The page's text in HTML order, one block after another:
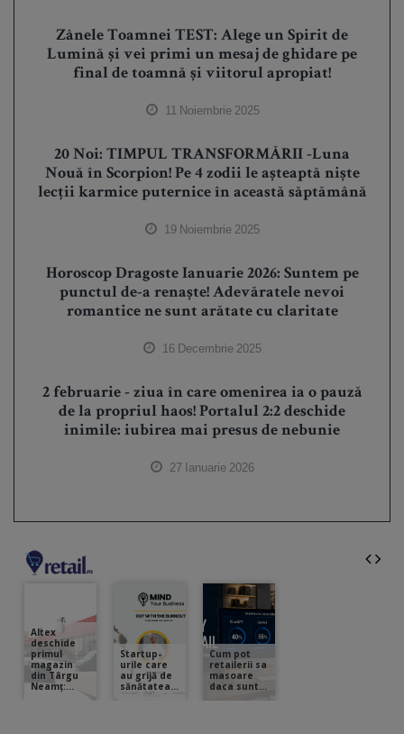
Zânele Toamnei TEST: Alege un Spirit de
Lumină și vei primi un mesaj de ghidare pe
final de toamnă și viitorul apropiat!
11 Noiembrie 2025
20 Noi: TIMPUL TRANSFORMĂRII -Luna
Nouă în Scorpion! Pe 4 zodii le așteaptă niște
lecții karmice puternice în această săptămână
19 Noiembrie 2025
Horoscop Dragoste Ianuarie 2026: Suntem pe
punctul de-a renaște! Adevăratele nevoi
romantice ne sunt arătate cu claritate
16 Decembrie 2025
2 februarie - ziua în care omenirea ia o pauză
de la propriul haos! Portalul 2:2 deschide
inimile: iubirea mai presus de nebunie
27 Ianuarie 2026